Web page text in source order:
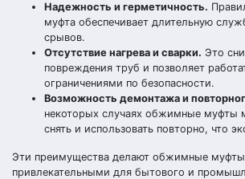
Надежность и герметичность.
муфта обеспечивает длительную
срывов.
Отсутствие нагрева и сварки. Это
повреждения труб и позволяет
ограничениями по безопасности.
Возможность демонтажа и
некоторых случаях обжимные муфты
снять и использовать повторно, что
Эти преимущества делают обжимные муфты
привлекательными для бытового и